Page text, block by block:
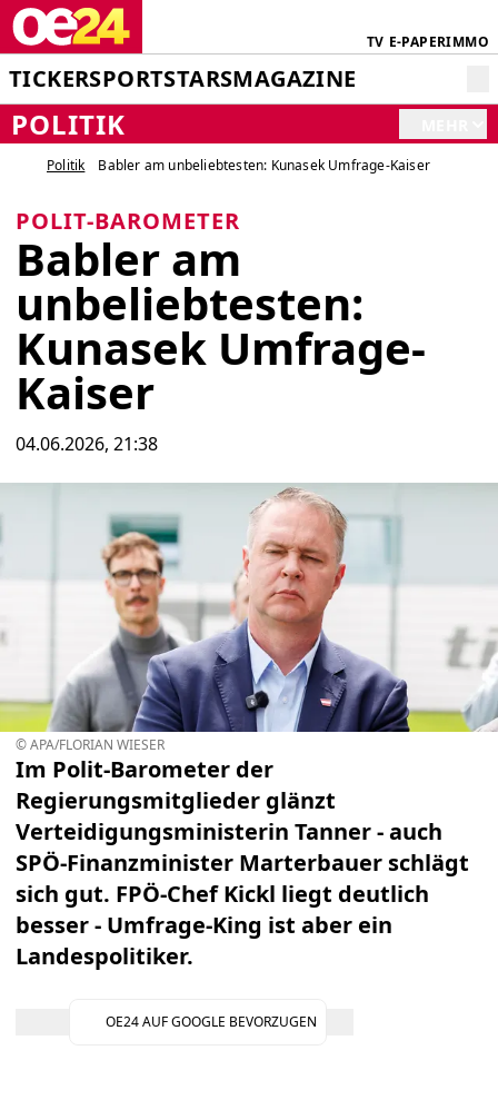
TV E-PAPERIMMO
TICKERSPORTSTARSMAGAZINE
POLITIK
Politik Babler am unbeliebtesten: Kunasek Umfrage-Kaiser
POLIT-BAROMETER
Babler am
unbeliebtesten:
Kunasek Umfrage-
Kaiser
04.06.2026, 21:38
© APA/FLORIAN WIESER
Im Polit-Barometer der
Regierungsmitglieder glänzt
Verteidigungsministerin Tanner - auch
SPÖ-Finanzminister Marterbauer schlägt
sich gut. FPÖ-Chef Kickl liegt deutlich
besser - Umfrage-King ist aber ein
Landespolitiker.
OE24 AUF GOOGLE BEVORZUGEN